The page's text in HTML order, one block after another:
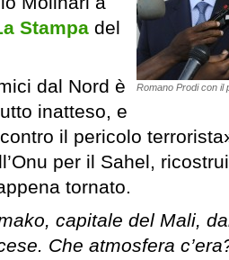
Romano Prodi con il
Stampa del
dal Nord è
inatteso, e
contro il pericolo
per il Sahel,
tornato.
capitale del Mali,
Che atmosfera